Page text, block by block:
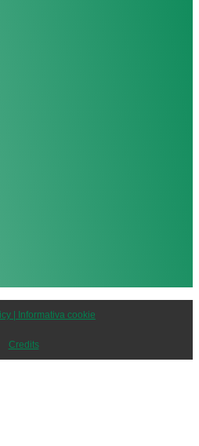
| Informativa cookie
Credits